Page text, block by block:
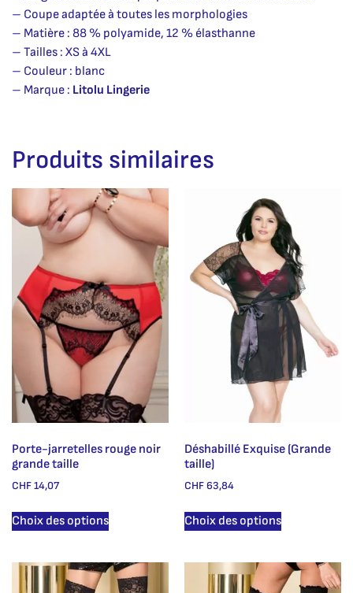
– Coupe adaptée à toutes les morphologies
– Matière : 88 % polyamide, 12 % élasthanne
– Tailles : XS à 4XL
– Couleur : blanc
– Marque : Litolu Lingerie
Produits similaires
Porte-jarretelles rouge noir
grande taille
CHF14,07
Choix des options
Déshabillé Exquise (Grande
taille)
CHF63,84
Choix des options